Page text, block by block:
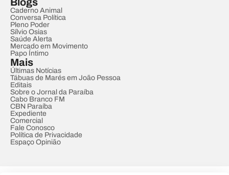
Caderno Animal
Conversa Política
Pleno Poder
Sílvio Osias
Saúde Alerta
Mercado em Movimento
Papo Íntimo
Mais
Últimas Notícias
Tábuas de Marés em João Pessoa
Editais
Sobre o Jornal da Paraíba
Cabo Branco FM
CBN Paraíba
Expediente
Comercial
Fale Conosco
Política de Privacidade
Espaço Opinião